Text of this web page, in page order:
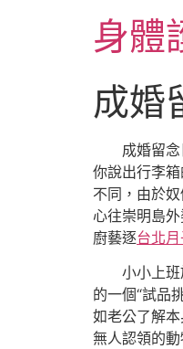
身體
成婚
成婚留念日
你說出行李
不同，由於
心往崇明島
廚藝逐台北
小小上班族
的一個“試品
如老公了解
無人認領的